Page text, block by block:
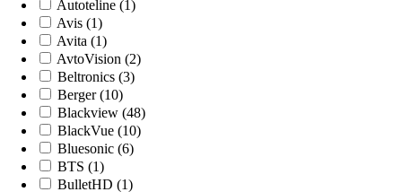
Autoteline (1)
Avis (1)
Avita (1)
AvtoVision (2)
Beltronics (3)
Berger (10)
Blackview (48)
BlackVue (10)
Bluesonic (6)
BTS (1)
BulletHD (1)